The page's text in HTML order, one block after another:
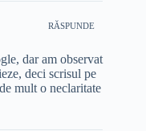
RĂSPUNDE
dar am observat
deci scrisul pe
mult o neclaritate